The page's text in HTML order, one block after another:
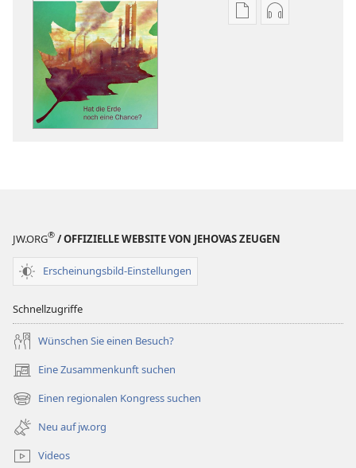
JW.ORG® / OFFIZIELLE WEBSITE VON JEHOVAS ZEUGEN
Erscheinungsbild-Einstellungen
Schnellzugriffe
Wünschen Sie einen Besuch?
Eine Zusammenkunft suchen
(öffnet
neues
Fenster)
Einen regionalen Kongress suchen
(öffnet
neues
Fenster)
Neu auf jw.org
Videos